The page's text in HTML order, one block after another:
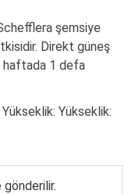
şemsiye
Direkt güneş
haftada 1 defa
Yükseklik: Yükseklik:
gönderilir.